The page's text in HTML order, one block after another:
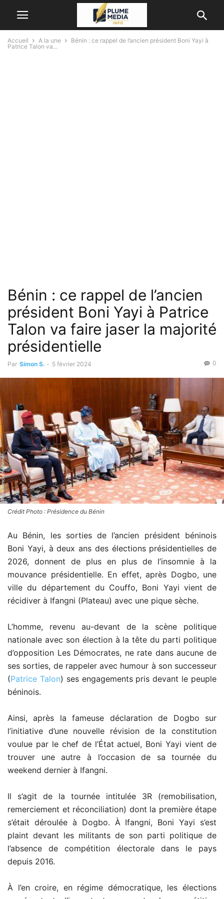
Accueil A la une
Bénin : ce rappel de l’ancien président Boni Yayi à
Patrice Talon va...
Bénin : ce rappel de l’ancien
président Boni Yayi à Patrice
Talon va faire jaser la majorité
présidentielle
Par Simon S. - 5 février 2024 0
Crédit Photo : Présidence du Bénin
Au Bénin, les sorties de l’ancien président béninois
Boni Yayi, à deux ans des élections présidentielles de
2026, donnent de plus en plus de l’insomnie à la
mouvance présidentielle. En effet, après Dogbo, une
ville du département du Couffo, Boni Yayi vient de
récidiver à Ifangni (Plateau) avec une pique sèche.
L’homme, revenu au-devant de la scène politique
nationale avec son élection à la tête du parti politique
d’opposition Les Démocrates, ne rate dans aucune de
ses sorties, de rappeler avec humour à son successeur
(Patrice Talon) ses engagements pris devant le peuple
béninois.
Ainsi, après la fameuse déclaration de Dogbo sur
l’initiative d’une nouvelle révision de la constitution
voulue par le chef de l’État actuel, Boni Yayi vient de
trouver une autre à l’occasion de sa tournée du
weekend dernier à Ifangni.
Il s’agit de la tournée intitulée 3R (remobilisation,
remerciement et réconciliation) dont la première étape
s’était déroulée à Dogbo. À Ifangni, Boni Yayi s’est
plaint devant les militants de son parti politique de
l’absence de compétition électorale dans le pays
depuis 2016.
À l’en croire, en régime démocratique, les élections